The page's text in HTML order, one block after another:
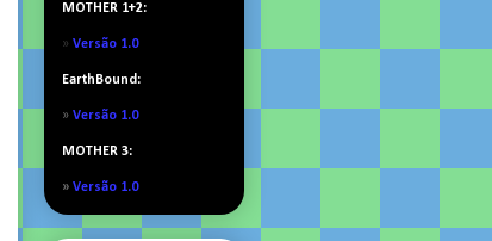
MOTHER 1+2:
» Versão 1.0
EarthBound:
» Versão 1.0
MOTHER 3:
» Versão 1.0